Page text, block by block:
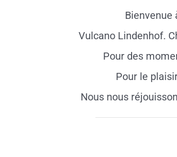
Bienvenue
Vulcano Lindenhof.
Pour des
Pour le
Nous nous